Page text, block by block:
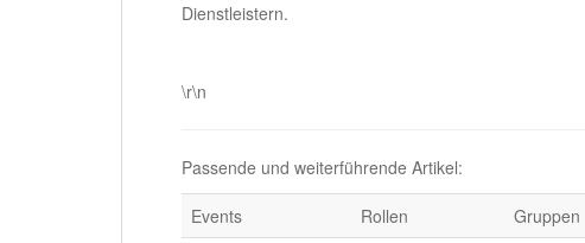
Dienstleistern.
\r\n
Passende und weiterführende Artikel:
Events Rollen Gruppen